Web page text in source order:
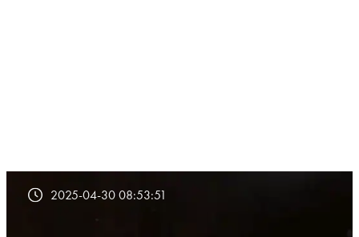
2025-04-30 08:53:51